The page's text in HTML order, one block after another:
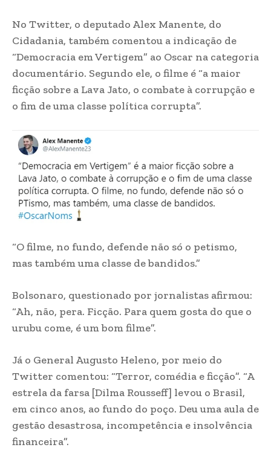
No Twitter, o deputado Alex Manente, do
Cidadania, também comentou a indicação de
“Democracia em Vertigem” ao Oscar na categoria
documentário. Segundo ele, o filme é “a maior
ficção sobre a Lava Jato, o combate à corrupção e
o fim de uma classe política corrupta”.
“O filme, no fundo, defende não só o petismo,
mas também uma classe de bandidos.”
Bolsonaro, questionado por jornalistas afirmou:
“Ah, não, pera. Ficção. Para quem gosta do que o
urubu come, é um bom filme”.
Já o General Augusto Heleno, por meio do
Twitter comentou: “Terror, comédia e ficção”. “A
estrela da farsa [Dilma Rousseff] levou o Brasil,
em cinco anos, ao fundo do poço. Deu uma aula de
gestão desastrosa, incompetência e insolvência
financeira”.